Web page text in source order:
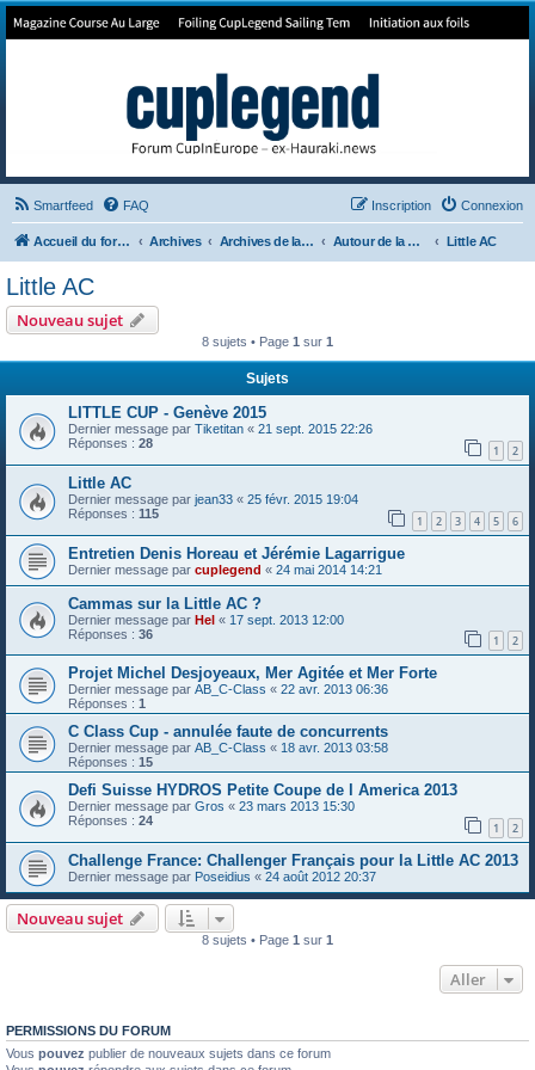
Forum de Cup In Europe
Smartfeed FAQ Connexion
Inscription
Accueil du forum Archives Archives de la 35ème Autour de la Cup Little AC
Little AC
Nouveau sujet
8 sujets • Page 1 sur 1
Sujets
LITTLE CUP - Genève 2015
Dernier message par Tiketitan « 21 sept. 2015 22:26
Réponses : 28 1 2
Little AC
Dernier message par jean33 « 25 févr. 2015 19:04
Réponses : 115 1 2 3 4 5 6
Entretien Denis Horeau et Jérémie Lagarrigue
Dernier message par cuplegend « 24 mai 2014 14:21
Cammas sur la Little AC ?
Dernier message par Hel « 17 sept. 2013 12:00
Réponses : 36 1 2
Projet Michel Desjoyeaux, Mer Agitée et Mer Forte
Dernier message par AB_C-Class « 22 avr. 2013 06:36
Réponses : 1
C Class Cup - annulée faute de concurrents
Dernier message par AB_C-Class « 18 avr. 2013 03:58
Réponses : 15
Defi Suisse HYDROS Petite Coupe de l America 2013
Dernier message par Gros « 23 mars 2013 15:30
Réponses : 24 1 2
Challenge France: Challenger Français pour la Little AC 2013
Dernier message par Poseidius « 24 août 2012 20:37
Nouveau sujet
8 sujets • Page 1 sur 1
Aller
PERMISSIONS DU FORUM
Vous pouvez publier de nouveaux sujets dans ce forum